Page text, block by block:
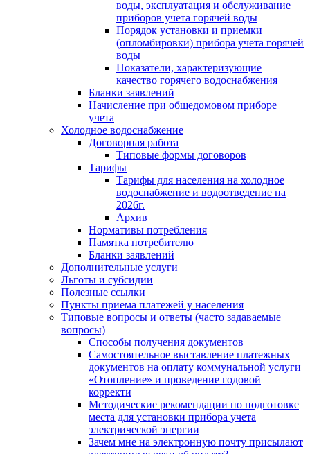
воды, эксплуатация и обслуживание
приборов учета горячей воды
Порядок установки и приемки
(опломбировки) прибора учета горячей
воды
Показатели, характеризующие
качество горячего водоснабжения
Бланки заявлений
Начисление при общедомовом приборе
учета
Холодное водоснабжение
Договорная работа
Типовые формы договоров
Тарифы
Тарифы для населения на холодное
водоснабжение и водоотведение на
2026г.
Архив
Нормативы потребления
Памятка потребителю
Бланки заявлений
Дополнительные услуги
Льготы и субсидии
Полезные ссылки
Пункты приема платежей у населения
Типовые вопросы и ответы (часто задаваемые
вопросы)
Способы получения документов
Самостоятельное выставление платежных
документов на оплату коммунальной услуги
«Отопление» и проведение годовой
корректи
Методические рекомендации по подготовке
места для установки прибора учета
электрической энергии
Зачем мне на электронную почту присылают